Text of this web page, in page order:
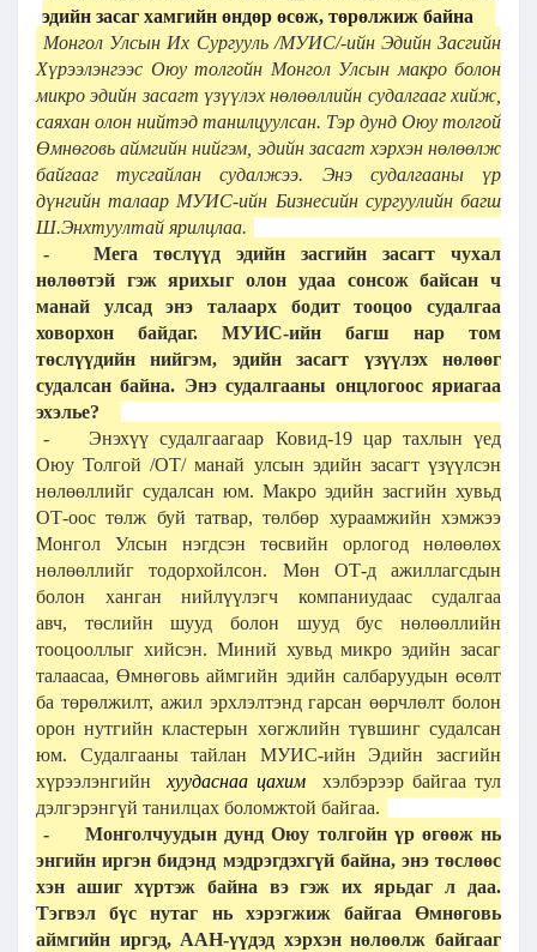
эдийн засаг хамгийн өндөр өсөж, төрөлжиж байна
Монгол Улсын Их Сургууль /МУИС/-ийн Эдийн Засгийн
Хүрээлэнгээс Оюу толгойн Монгол Улсын макро болон
микро эдийн засагт үзүүлэх нөлөөллийн судалгааг хийж,
саяхан олон нийтэд танилцуулсан. Тэр дунд Оюу толгой
Өмнөговь аймгийн нийгэм, эдийн засагт хэрхэн нөлөөлж
байгааг тусгайлан судалжээ. Энэ судалгааны үр
дүнгийн талаар МУИС-ийн Бизнесийн сургуулийн багш
Ш.Энхтуултай ярилцлаа.
-
Мега төслүүд эдийн засгийн засагт чухал
нөлөөтэй гэж ярихыг олон удаа сонсож байсан ч
манай улсад энэ талаарх бодит тооцоо судалгаа
ховорхон байдаг. МУИС-ийн багш нар том
төслүүдийн нийгэм, эдийн засагт үзүүлэх нөлөөг
судалсан байна. Энэ судалгааны онцлогоос яриагаа
эхэлье?
-
Энэхүү судалгаагаар Ковид-19 цар тахлын үед
Оюу Толгой /ОТ/ манай улсын эдийн засагт үзүүлсэн
нөлөөллийг судалсан юм. Макро эдийн засгийн хувьд
ОТ-оос төлж буй татвар, төлбөр хураамжийн хэмжээ
Монгол Улсын нэгдсэн төсвийн орлогод нөлөөлөх
нөлөөллийг тодорхойлсон. Мөн ОТ-д ажиллагсдын
болон ханган нийлүүлэгч компаниудаас судалгаа
авч, төслийн шууд болон шууд бус нөлөөллийн
тооцооллыг хийсэн. Миний хувьд микро эдийн засаг
талаасаа, Өмнөговь аймгийн эдийн салбаруудын өсөлт
ба төрөлжилт, ажил эрхлэлтэнд гарсан өөрчлөлт болон
орон нутгийн кластерын хөгжлийн түвшинг судалсан
юм. Судалгааны тайлан МУИС-ийн Эдийн засгийн
хүрээлэнгийн
хуудаснаа цахим
хэлбэрээр байгаа тул
дэлгэрэнгүй танилцах боломжтой байгаа.
-
Монголчуудын дунд Оюу толгойн үр өгөөж нь
энгийн иргэн бидэнд мэдрэгдэхгүй байна, энэ төслөөс
хэн ашиг хүртэж байна вэ гэж их ярьдаг л даа.
Тэгвэл бүс нутаг нь хэрэгжиж байгаа Өмнөговь
аймгийн иргэд, ААН-үүдэд хэрхэн нөлөөлж байгааг